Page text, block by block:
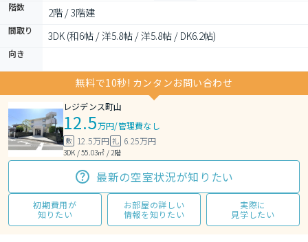
階数 2階 / 3階建
間取り 3DK (和6帖 / 洋5.8帖 / 洋5.8帖 / DK6.2帖)
向き
無料で10秒! カンタンお問い合わせ
レジデンス町山
12.5万円/管理費なし
敷 12.5万円 礼 6.25万円
3DK / 55.03㎡ / 2階
最新の空室状況が知りたい
初期費用が
知りたい
お部屋の詳しい
情報を知りたい
実際に
見学したい